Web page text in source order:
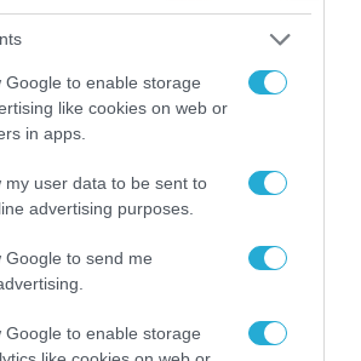
Google to enable storage
like cookies on web or
in apps.
my user data to be sent to
advertising purposes.
Google to send me
Google to enable storage